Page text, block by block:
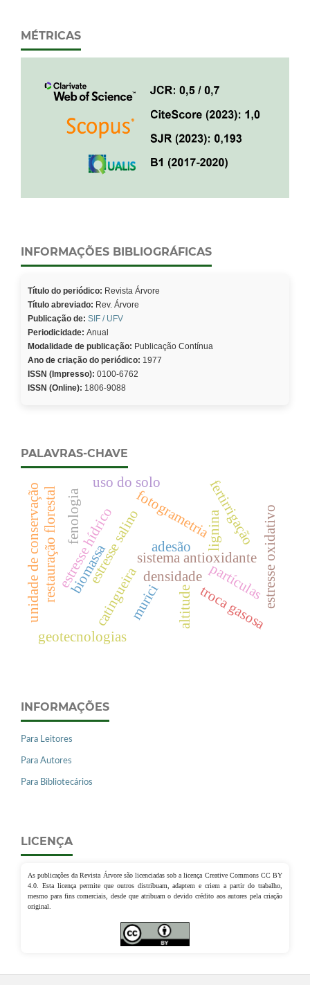
MÉTRICAS
INFORMAÇÕES BIBLIOGRÁFICAS
Título do periódico: Revista Árvore
Título abreviado: Rev. Árvore
Publicação de: SIF / UFV
Periodicidade: Anual
Modalidade de publicação: Publicação Contínua
Ano de criação do periódico: 1977
ISSN (Impresso): 0100-6762
ISSN (Online): 1806-9088
PALAVRAS-CHAVE
biomassa densidade
sistema antioxidante
troca gasosa
lignina
estresse salino
catingueira
estresse hídrico
altitude
fotogrametria estresse oxidativo
restauração florestal fertirrigação
unidade de conservação
geotecnologias
fenologia
murici
adesão
uso do solo
partículas
INFORMAÇÕES
Para Leitores
Para Autores
Para Bibliotecários
LICENÇA
As publicações da Revista Árvore são licenciadas sob a licença Creative Commons CC BY
4.0. Esta licença permite que outros distribuam, adaptem e criem a partir do trabalho,
mesmo para fins comerciais, desde que atribuam o devido crédito aos autores pela criação
original.